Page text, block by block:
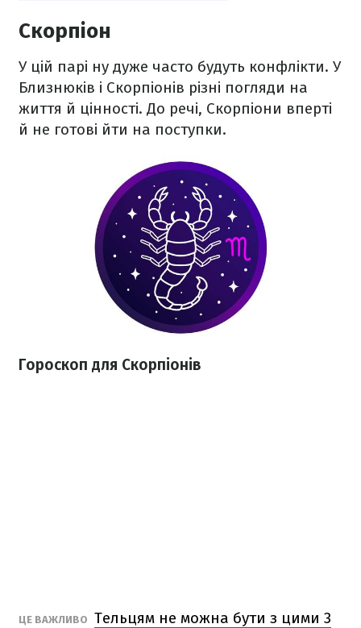
Скорпіон
У цій парі ну дуже часто будуть конфлікти. У
Близнюків і Скорпіонів різні погляди на
життя й цінності. До речі, Скорпіони вперті
й не готові йти на поступки.
Гороскоп для Скорпіонів
ЦЕ ВАЖЛИВО Тельцям не можна бути з цими 3